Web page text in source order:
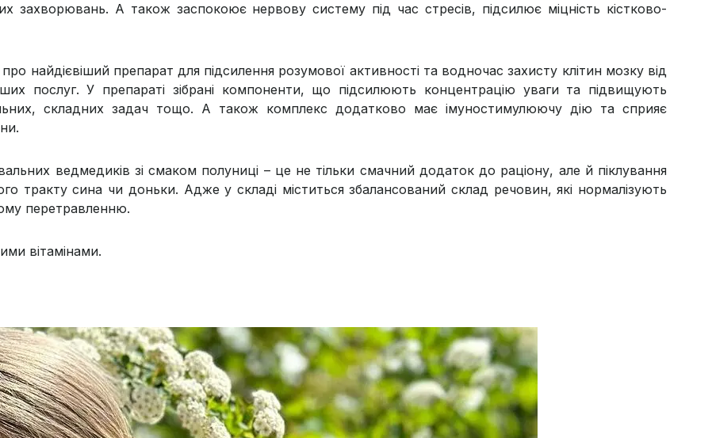
захворювань. А також заспокоює нервову систему під час стресів, підсилює міцність кістково-
найдієвіший препарат для підсилення розумової активності та водночас захисту клітин мозку від
послуг. У препараті зібрані компоненти, що підсилюють концентрацію уваги та підвищують
складних задач тощо. А також комплекс додатково має імуностимулюючу дію та сприяє
ведмедиків зі смаком полуниці – це не тільки смачний додаток до раціону, але й піклування
тракту сина чи доньки. Адже у складі міститься збалансований склад речовин, які нормалізують
перетравленню.
вітамінами.